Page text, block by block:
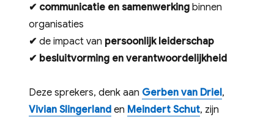
✔ communicatie en samenwerkingbinnen
organisaties
✔ de impact van persoonlijk leiderschap
✔ besluitvorming en verantwoordelijkheid
Deze sprekers, denk aan Gerben van Driel,
Vivian Slingerland en Meindert Schut, zijn